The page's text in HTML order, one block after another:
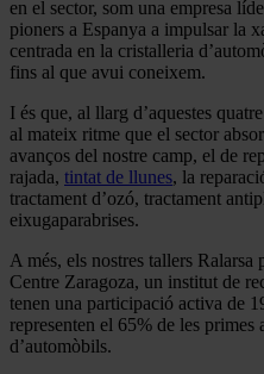
en el sector, som una empresa
pioners a Espanya a impulsar la
centrada en la cristalleria
fins al que avui coneixem.
I és que, al llarg d’aquestes
al mateix ritme que el sector
avanços del nostre camp, el de
rajada, tintat de llunes, la
tractament d’ozó, tractament
eixugaparabrises.
A més, els nostres tallers
Centre Zaragoza, un institut de
tenen una participació activa de
representen el 65% de les primes
d’automòbils.